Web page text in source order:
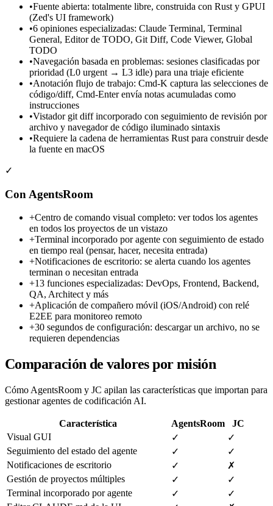
•Fuente abierta: totalmente libre, construida con Rust y GPUI
(Zed's UI framework)
•6 opiniones especializadas: Claude Terminal, Terminal
General, Editor de TODO, Git Diff, Code Viewer, Global
TODO
•Navegación basada en problemas: sesiones clasificadas por
prioridad (L0 urgent → L3 idle) para una triaje eficiente
•Anotación flujo de trabajo: Cmd-K captura las selecciones de
código/diff, Cmd-Enter envía notas acumuladas como
instrucciones
•Vistador git diff incorporado con seguimiento de revisión por
archivo y navegador de código iluminado sintaxis
•Requiere la cadena de herramientas Rust para construir desde
la fuente en macOS
✓
Con AgentsRoom
+Centro de comando visual completo: ver todos los agentes
en todos los proyectos de un vistazo
+Terminal incorporado por agente con seguimiento de estado
en tiempo real (pensar, hacer, necesita entrada)
+Notificaciones de escritorio: se alerta cuando los agentes
terminan o necesitan entrada
+13 funciones especializadas: DevOps, Frontend, Backend,
QA, Architect y más
+Aplicación de compañero móvil (iOS/Android) con relé
E2EE para monitoreo remoto
+30 segundos de configuración: descargar un archivo, no se
requieren dependencias
Comparación de valores por misión
Cómo AgentsRoom y JC apilan las características que importan para
gestionar agentes de codificación AI.
Característica AgentsRoom
JC
Visual GUI
✓
✓
Seguimiento del estado del agente
✓
✓
Notificaciones de escritorio
✓
✗
Gestión de proyectos múltiples
✓
✓
Terminal incorporado por agente
✓
✓